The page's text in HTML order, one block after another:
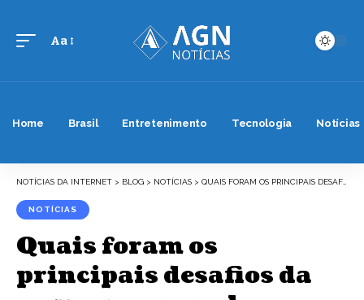
Font
Aa
Home Brasil Entretenimento Tecnologia Notícias
NOTÍCIAS DA INTERNET > BLOG > NOTÍCIAS > QUAIS FORAM OS PRINCIPAIS DESAFIOS DA SEGURANÇA PAPAL DURANTE A VISITA AO RIO EM 2013?
NOTÍCIAS
Quais foram os
principais desafios da